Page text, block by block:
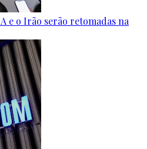
e o Irão serão retomadas na